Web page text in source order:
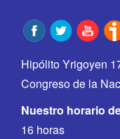
Hipólito Yrigoyen
Congreso de la
Nuestro horario
16 horas